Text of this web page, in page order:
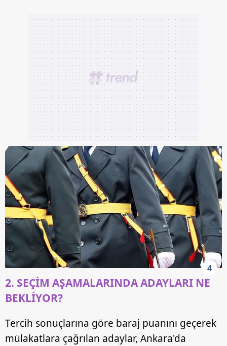
4
2. SEÇİM AŞAMALARINDA ADAYLARI NE
BEKLİYOR?
Tercih sonuçlarına göre baraj puanını geçerek
mülakatlara çağrılan adaylar, Ankara'da